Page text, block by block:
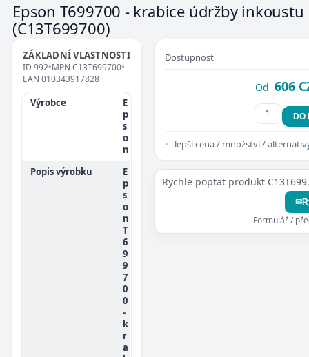
Epson T699700 - krabice údržby inkoustu
(C13T699700)
ZÁKLADNÍ VLASTNOSTI
ID 992•MPN C13T699700•
EAN 010343917828
Výrobce
E
p
s
o
n
Popis výrobku
E
p
s
o
n
T
6
9
9
7
0
0
-
k
r
a
Dostupnost
Od 606
DO
lepší cena / množství /
Rychle poptat produkt
✉
Formulář /